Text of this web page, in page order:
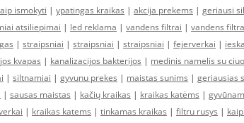
ismokyti | ypatingas kraikas | akcija prekems | geriausi
atsiliepimai | led reklama | vandens filtrai | vandens
| straipsniai | straipsniai | straipsniai | fejerverkai |
kvapas | kanalizacijos bakterijos | medinis namelis su
| siltnamiai | gyvunu prekes | maistas sunims | geriausias
| sausas maistas | kačių kraikas | kraikas katėms |
| kraikas katems | tinkamas kraikas | filtru rusys |